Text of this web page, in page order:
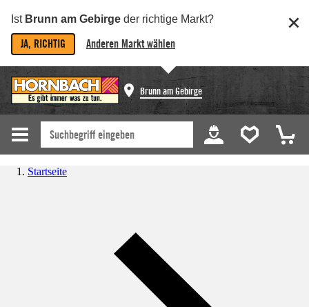
Ist Brunn am Gebirge der richtige Markt?
JA, RICHTIG Anderen Markt wählen
Brunn am Gebirge
Startseite